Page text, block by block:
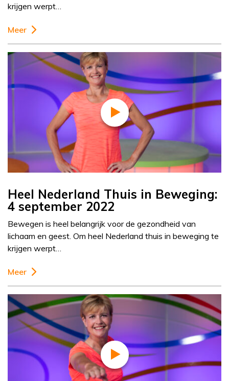
krijgen werpt…
Meer
Heel Nederland Thuis in Beweging:
4 september 2022
Bewegen is heel belangrijk voor de gezondheid van
lichaam en geest. Om heel Nederland thuis in beweging te
krijgen werpt…
Meer